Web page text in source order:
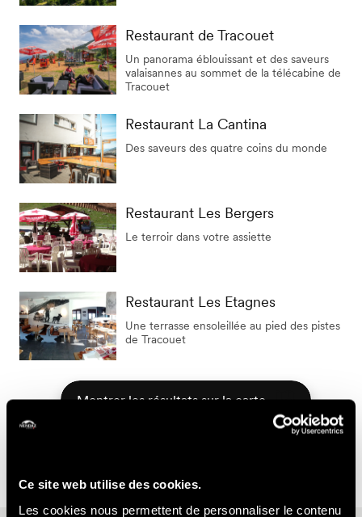
Ce site web utilise des cookies.
Les cookies nous permettent de personnaliser le contenu
Restaurant de Tracouet
Un panorama éblouissant et des saveurs
valaisannes au sommet de la télécabine de
Tracouet
Restaurant La Cantina
Des saveurs des quatre coins du monde
Restaurant Les Bergers
Le terroir dans votre assiette
Restaurant Les Etagnes
Une terrasse ensoleillée au pied des pistes
de Tracouet
Montrer les résultats sur la carte